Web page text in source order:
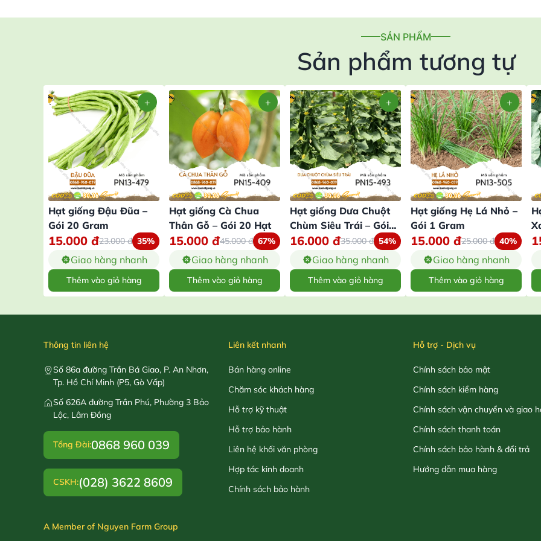
SẢN PHẨM
Sản phẩm tương tự
Hạt giống Đậu Đũa –
Gói 20 Gram
15.000 đ23.000đ 35%
Giao hàng nhanh
Thêm vào giỏ hàng
Hạt giống Cà Chua
Thân Gỗ – Gói 20 Hạt
15.000 đ45.000đ 67%
Giao hàng nhanh
Thêm vào giỏ hàng
Hạt giống Dưa Chuột
Chùm Siêu Trái – Gói
10 Hạt
16.000 đ35.000đ 54%
Giao hàng nhanh
Thêm vào giỏ hàng
Hạt giống Hẹ Lá Nhỏ –
Gói 1 Gram
15.000 đ25.000đ 40%
Giao hàng nhanh
Thêm vào giỏ hàng
Thông tin liên hệ
Số 86a đường Trần Bá Giao, P. An Nhơn,
Tp. Hồ Chí Minh (P5, Gò Vấp)
Số 626A đường Trần Phú, Phường 3 Bảo
Lộc, Lâm Đồng
Tổng Đài:0868 960 039
CSKH:(028) 3622 8609
A Member of Nguyen Farm Group
Liên kết nhanh
Bán hàng online
Chăm sóc khách hàng
Hỗ trợ kỹ thuật
Hỗ trợ bảo hành
Liên hệ khối văn phòng
Hợp tác kinh doanh
Chính sách bảo hành
Hỗ trợ - Dịch vụ
Chính sách bảo mật
Chính sách kiểm hàng
Chính sách vận chuyển và giao
Chính sách thanh toán
Chính sách bảo hành & đổi trả
Hướng dẫn mua hàng